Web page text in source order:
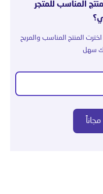
المناسب للمتجر
اخترت المنتج المناسب والمربح
سهل